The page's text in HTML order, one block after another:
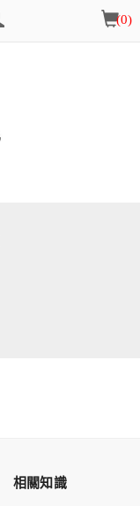
購
物
車
(0)
相關知識